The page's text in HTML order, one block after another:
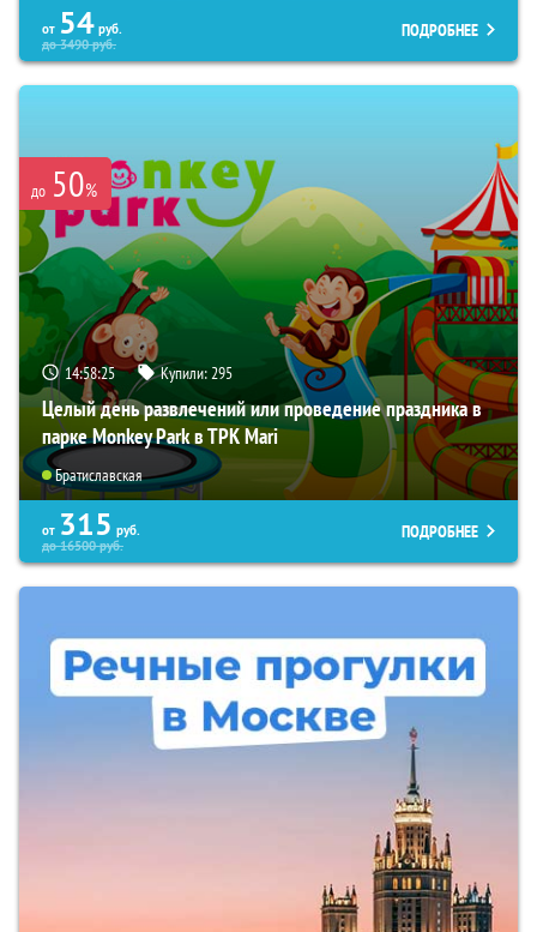
от 54 руб.
до3490руб.
ПОДРОБНЕЕ
до 50%
14:58:24 Купили:295
Целый день развлечений или проведение праздника в
парке Monkey Park в ТРК Mari
Братиславская
от 315 руб.
до16500руб.
ПОДРОБНЕЕ